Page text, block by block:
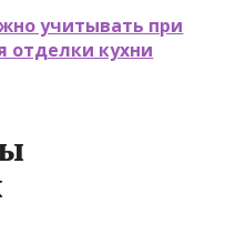
учитывать при
отделки кухни